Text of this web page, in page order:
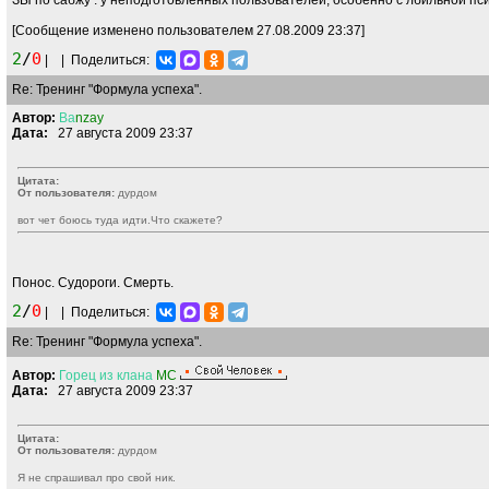
[Сообщение изменено пользователем 27.08.2009 23:37]
2/0
Поделиться:
Re: Тренинг "Формула успеха".
Автор: Ваnzay
Дата: 27 августа 2009 23:37
Цитата:
От пользователя: дурдом
вот чет боюсь туда идти.Что скажете?
Понос. Судороги. Смерть.
2/0
Поделиться:
Re: Тренинг "Формула успеха".
Автор: Горец из клана MC
Дата: 27 августа 2009 23:37
Цитата:
От пользователя: дурдом
Я не спрашивал про свой ник.